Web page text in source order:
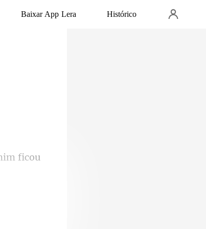
Baixar App Lera Histórico